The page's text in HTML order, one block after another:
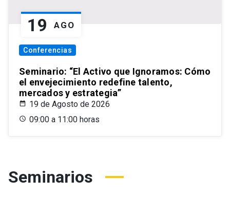
19 AGO
Conferencias
Seminario: “El Activo que Ignoramos: Cómo
el envejecimiento redefine talento,
mercados y estrategia”
19 de Agosto de 2026
09:00 a 11:00 horas
Seminarios